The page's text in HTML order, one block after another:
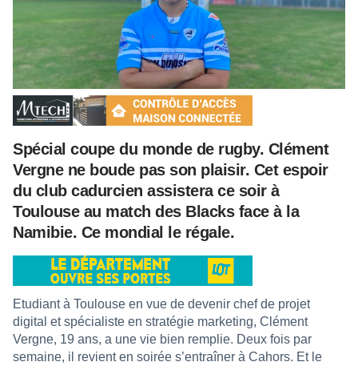
Spécial coupe du monde de rugby. Clément
Vergne ne boude pas son plaisir. Cet espoir
du club cadurcien assistera ce soir à
Toulouse au match des Blacks face à la
Namibie. Ce mondial le régale.
Etudiant à Toulouse en vue de devenir chef de projet
digital et spécialiste en stratégie marketing, Clément
Vergne, 19 ans, a une vie bien remplie. Deux fois par
semaine, il revient en soirée s’entraîner à Cahors. Et le